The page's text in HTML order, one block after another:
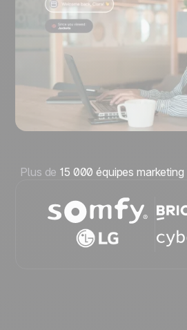
Plus de 15 000 équipes marketing